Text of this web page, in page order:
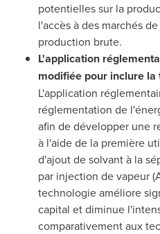
potentielles sur la
l'accès à des marchés
production brute.
L'application
modifiée pour inclure la
L'application
réglementation de
afin de développer une
à l'aide de la première
d'ajout de solvant à la
par injection de vapeur
technologie améliore
capital et diminue
comparativement aux